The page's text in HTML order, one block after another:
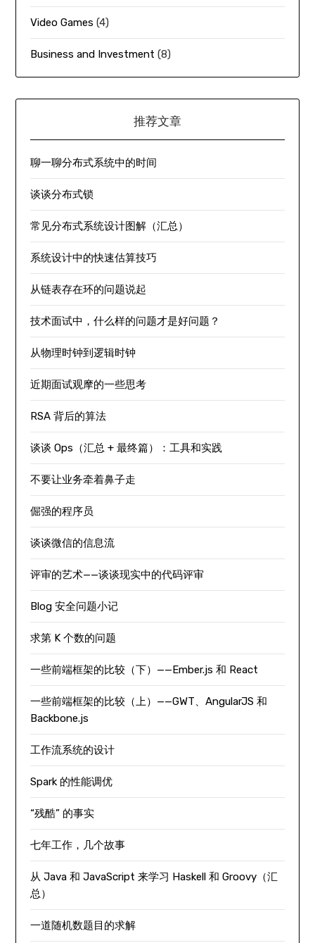
Video Games (4)
Business and Investment (8)
推荐文章
聊一聊分布式系统中的时间
谈谈分布式锁
常见分布式系统设计图解（汇总）
系统设计中的快速估算技巧
从链表存在环的问题说起
技术面试中，什么样的问题才是好问题？
从物理时钟到逻辑时钟
近期面试观摩的一些思考
RSA 背后的算法
谈谈 Ops（汇总 + 最终篇）：工具和实践
不要让业务牵着鼻子走
倔强的程序员
谈谈微信的信息流
评审的艺术——谈谈现实中的代码评审
Blog 安全问题小记
求第 K 个数的问题
一些前端框架的比较（下）——Ember.js 和 React
一些前端框架的比较（上）——GWT、AngularJS 和
Backbone.js
工作流系统的设计
Spark 的性能调优
“残酷” 的事实
七年工作，几个故事
从 Java 和 JavaScript 来学习 Haskell 和 Groovy（汇
总）
一道随机数题目的求解